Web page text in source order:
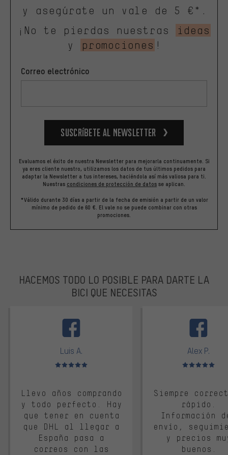
y asegúrate un vale de 5 €*.
¡No te pierdas nuestras
ideas
y
promociones !
Correo electrónico
Suscríbete al newsletter
Evaluamos el éxito de nuestra Newsletter para mejorarla continuamente. Si
ya eres cliente nuestro, utilizamos los datos de tus últimos pedidos para
adaptar la Newsletter a tus intereses, haciéndola así más valiosa para ti.
Nuestras condiciones de protección de datos se aplican.
*Válido durante 30 días a partir de la fecha de emisión a partir de un valor
mínimo de pedido de 60 €. El vale no se puede combinar con otras
promociones.
HACEMOS TODO LO POSIBLE PARA DARTE LA
BICI QUE NECESITAS
Luis A.
Valoración media: 5 de 5
Llevo años comprando
y todo perfecto. Hay
que tener en cuenta
que DHL al llegar a
España pasa a
correos con las
Alex P.
Valoración
Siempre
rápido.
Información
envío,
y precios
buenos.